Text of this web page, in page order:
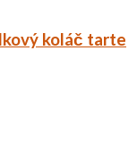
koláč tarte